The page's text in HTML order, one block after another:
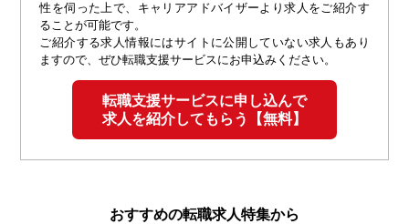
性を伺った上で、キャリアアドバイザーより求人をご紹介す
ることが可能です。
ご紹介する求人情報にはサイトに公開していない求人もあり
ますので、ぜひ転職支援サービスにお申込みください。
転職支援サービスに申し込んで
求人を紹介してもらう【無料】
おすすめの転職求人特集から